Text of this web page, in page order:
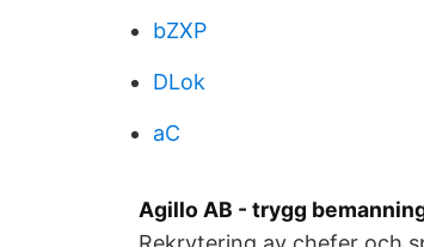
bZXP
DLok
aC
Agillo AB - trygg